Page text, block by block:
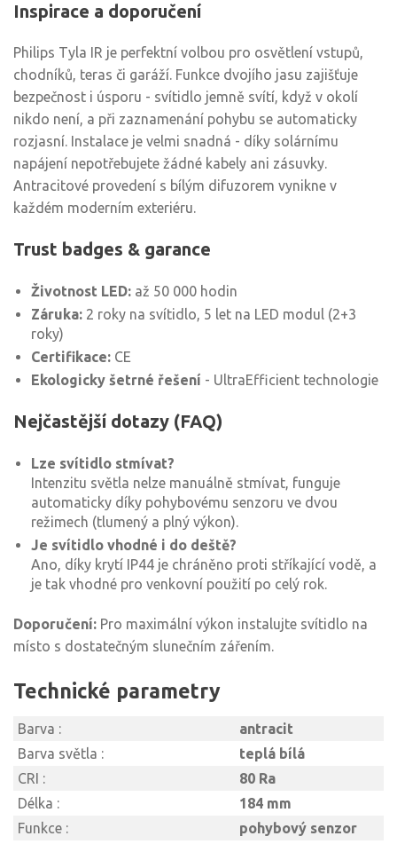
Inspirace a doporučení
Philips Tyla IR je perfektní volbou pro osvětlení vstupů,
chodníků, teras či garáží. Funkce dvojího jasu zajišťuje
bezpečnost i úsporu - svítidlo jemně svítí, když v okolí
nikdo není, a při zaznamenání pohybu se automaticky
rozjasní. Instalace je velmi snadná - díky solárnímu
napájení nepotřebujete žádné kabely ani zásuvky.
Antracitové provedení s bílým difuzorem vynikne v
každém moderním exteriéru.
Trust badges & garance
Životnost LED: až 50 000 hodin
Záruka: 2 roky na svítidlo, 5 let na LED modul (2+3
roky)
Certifikace: CE
Ekologicky šetrné řešení - UltraEfficient technologie
Nejčastější dotazy (FAQ)
Lze svítidlo stmívat?
Intenzitu světla nelze manuálně stmívat, funguje
automaticky díky pohybovému senzoru ve dvou
režimech (tlumený a plný výkon).
Je svítidlo vhodné i do deště?
Ano, díky krytí IP44 je chráněno proti stříkající vodě, a
je tak vhodné pro venkovní použití po celý rok.
Doporučení: Pro maximální výkon instalujte svítidlo na
místo s dostatečným slunečním zářením.
Technické parametry
Barva :
antracit
Barva světla :
teplá bílá
CRI :
80 Ra
Délka :
184 mm
Funkce :
pohybový senzor